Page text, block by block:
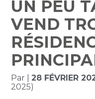
UN PEU
VEND
Par |28 FÉVRIER
2025)